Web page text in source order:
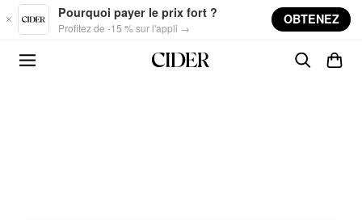
Skip to main content
Pourquoi payer le prix fort ?
Profitez de -15 % sur l'appli →
OBTENEZ